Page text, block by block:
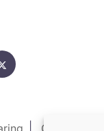
Twitter
Contacteer